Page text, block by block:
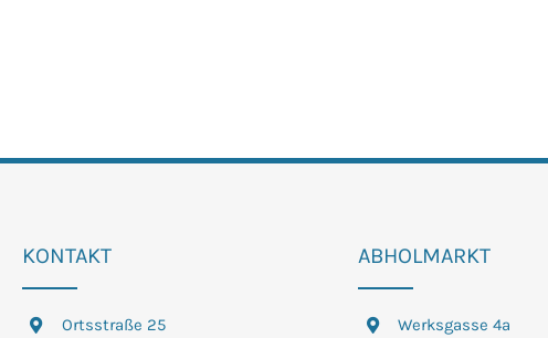
KONTAKT
Ortsstraße 25
ABHOLMARKT
Werksgasse 4a